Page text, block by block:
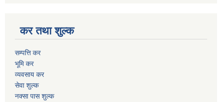
कर तथा शुल्क
सम्पत्ति कर
भूमि कर
व्यवसाय कर
सेवा शुल्क
नक्सा पास शुल्क